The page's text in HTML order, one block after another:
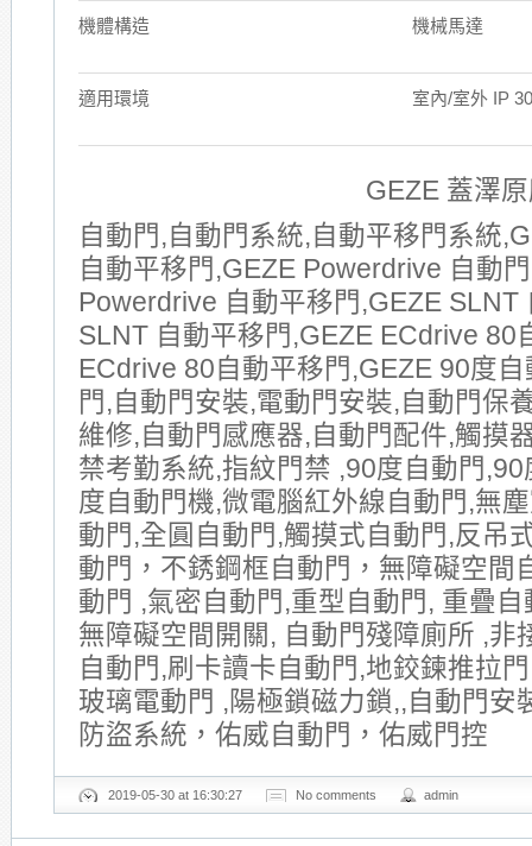
機體構造 機械馬達
適用環境 室內/室外 IP 30
GEZE 蓋澤
自動門,自動門系統,自動平移門系統
自動平移門,GEZE Powerdrive 自動
Powerdrive 自動平移門,GEZE SLNT
SLNT 自動平移門,GEZE ECdrive 80
ECdrive 80自動平移門,GEZE 90度
門,自動門安裝,電動門安裝,自動門保
維修,自動門感應器,自動門配件,觸摸
禁考勤系統,指紋門禁 ,90度自動門
度自動門機,微電腦紅外線自動門,無
動門,全圓自動門,觸摸式自動門,反吊
動門，不銹鋼框自動門，無障礙空間
動門 ,氣密自動門,重型自動門, 重疊
無障礙空間開關, 自動門殘障廁所 ,非
自動門,刷卡讀卡自動門,地鉸鍊推拉
玻璃電動門 ,陽極鎖磁力鎖,,自動門安
防盜系統，佑威自動門，佑威門控
2019-05-30 at 16:30:27 No comments admin